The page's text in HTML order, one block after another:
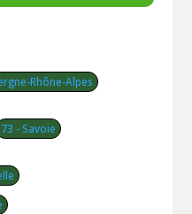
Rhône-Alpes
73 - Savoie